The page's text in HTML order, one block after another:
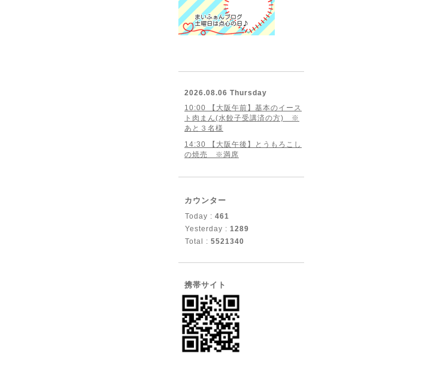
2026.08.06 Thursday
10:00 【大阪午前】基本のイース
ト肉まん(水餃子受講済の方) ※
あと３名様
14:30 【大阪午後】とうもろこし
の焼売 ※満席
カウンター
Today : 461
Yesterday : 1289
Total : 5521340
携帯サイト